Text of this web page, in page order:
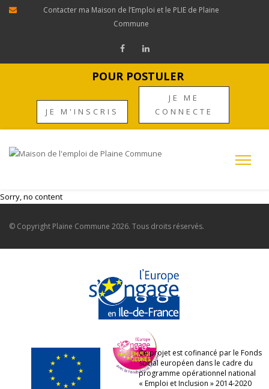
Contacter ma Maison de l’Emploi et le PLIE de Plaine
Commune
POUR POSTULER
JE M'INSCRIS
JE ME
CONNECTE
Sorry, no content
© Copyright Plaine Commune 2026. Tous droits réservés.
Ce projet est cofinancé par le Fonds
social européen dans le cadre du
programme opérationnel national
« Emploi et Inclusion » 2014-2020